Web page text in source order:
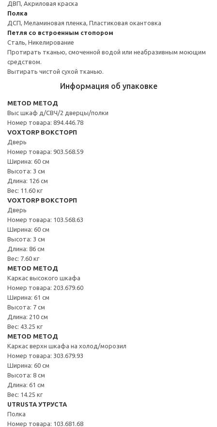
ДВП, Акриловая краска
Полка
ДСП, Меламиновая пленка, Пластиковая окантовка
Петля со встроенным стопором
Сталь, Никелирование
Протирать тканью, смоченной водой или неабразивным моющим
средством.
Вытирать чистой сухой тканью.
Информация об упаковке
METOD МЕТОД
Выс шкаф д/СВЧ/2 дверцы/полки
Номер товара: 894.446.78
VOXTORP ВОКСТОРП
Дверь
Номер товара: 903.568.59
Ширина: 60 см
Высота: 3 см
Длина: 126 см
Вес: 11.60 кг
VOXTORP ВОКСТОРП
Дверь
Номер товара: 103.568.63
Ширина: 60 см
Высота: 3 см
Длина: 86 см
Вес: 7.60 кг
METOD МЕТОД
Каркас высокого шкафа
Номер товара: 203.679.60
Ширина: 61 см
Высота: 7 см
Длина: 210 см
Вес: 43.25 кг
METOD МЕТОД
Каркас верхн шкафа на холод/морозил
Номер товара: 303.679.93
Ширина: 60 см
Высота: 8 см
Длина: 61 см
Вес: 14.25 кг
UTRUSTA УТРУСТА
Полка
Номер товара: 103.681.68